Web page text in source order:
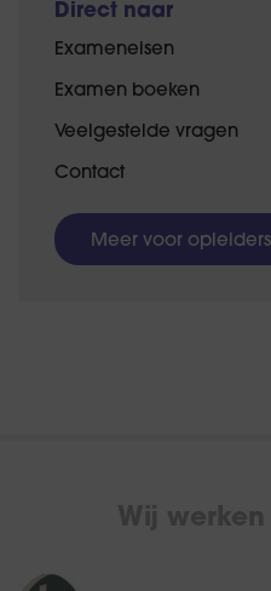
Direct naar
Exameneisen
Examen boeken
Veelgestelde vragen
Contact
Meer voor opleiders